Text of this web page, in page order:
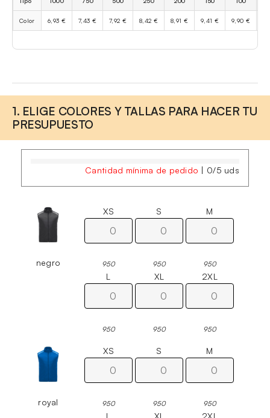
Color 6,93 € 7,43 € 7,92 € 8,42 € 8,91 € 9,41 € 9,90 €
1. ELIGE COLORES Y TALLAS PARA HACER TU
PRESUPUESTO
Cantidad mínima de pedido | 0/5 uds
negro
XS
950
S
950
M
950
L
950
XL
950
2XL
950
royal
XS
950
S
950
M
950
L XL 2XL